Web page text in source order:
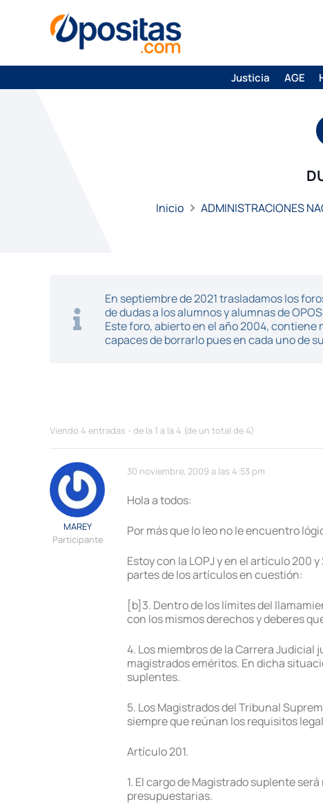
Justicia AGE
Inicio ADMINISTRACIONES
En septiembre de 2021 trasladamos los
de dudas a los alumnos y alumnas de
Este foro, abierto en el año 2004,
capaces de borrarlo pues en cada uno de
Viendo 4 entradas - de la 1 a la 4 (de un total de 4)
30 noviembre, 2009 a las 4:53 pm
MAREY
Participante
Hola a todos:
Por más que lo leo no le encuentro
Estoy con la LOPJ y en el artículo 200
partes de los artículos en cuestión:
[b]3. Dentro de los límites del
con los mismos derechos y deberes
4. Los miembros de la Carrera
magistrados eméritos. En dicha
suplentes.
5. Los Magistrados del Tribunal
siempre que reúnan los requisitos
Artículo 201.
1. El cargo de Magistrado suplente
presupuestarias.